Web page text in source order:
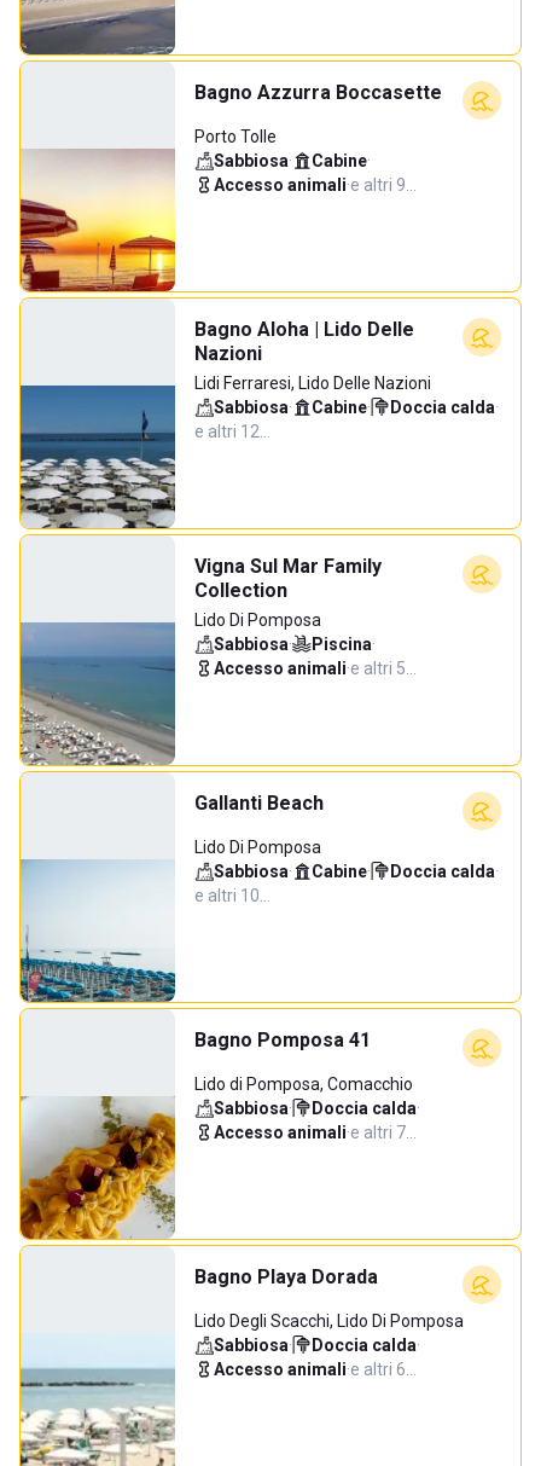
Bagno Azzurra Boccasette
Porto Tolle
Sabbiosa· Cabine·
Accesso animali·e altri 9…
Bagno Aloha | Lido Delle
Nazioni
Lidi Ferraresi, Lido Delle Nazioni
Sabbiosa· Cabine· Doccia calda·
e altri 12…
Vigna Sul Mar Family
Collection
Lido Di Pomposa
Sabbiosa· Piscina·
Accesso animali·e altri 5…
Gallanti Beach
Lido Di Pomposa
Sabbiosa· Cabine· Doccia calda·
e altri 10…
Bagno Pomposa 41
Lido di Pomposa, Comacchio
Sabbiosa· Doccia calda·
Accesso animali·e altri 7…
Bagno Playa Dorada
Lido Degli Scacchi, Lido Di Pomposa
Sabbiosa· Doccia calda·
Accesso animali·e altri 6…